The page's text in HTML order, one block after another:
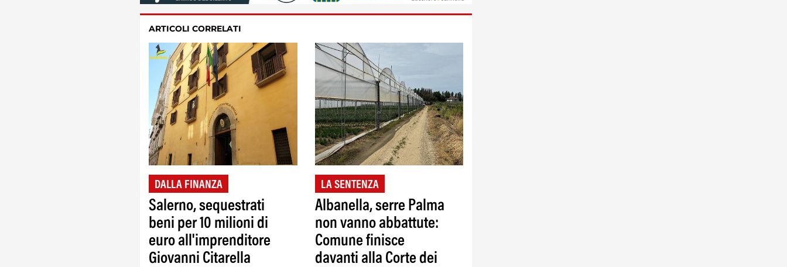
ARTICOLI CORRELATI
DALLA FINANZA
Salerno, sequestrati
beni per 10 milioni di
euro all'imprenditore
Giovanni Citarella
LA SENTENZA
Albanella, serre Palma
non vanno abbattute:
Comune finisce
davanti alla Corte dei